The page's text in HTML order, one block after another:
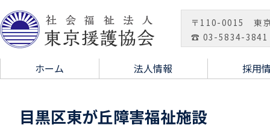
〒110-0015 東
☎ 03-5834-3841
ホーム 法人情報 採用
目黒区東が丘障害福祉施設